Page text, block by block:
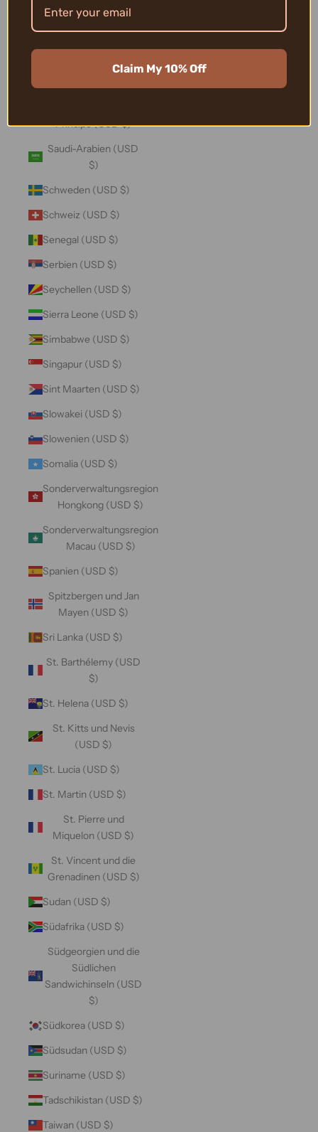
Salomonen (USD $)
Sambia (USD $)
Príncipe (USD $)
Saudi-Arabien (USD
$)
Schweden (USD $)
Schweiz (USD $)
Senegal (USD $)
Serbien (USD $)
Seychellen (USD $)
Sierra Leone (USD $)
Simbabwe (USD $)
Singapur (USD $)
Sint Maarten (USD $)
Slowakei (USD $)
Slowenien (USD $)
Somalia (USD $)
Sonderverwaltungsregion
Hongkong (USD $)
Sonderverwaltungsregion
Macau (USD $)
Spanien (USD $)
Spitzbergen und Jan
Mayen (USD $)
Sri Lanka (USD $)
St. Barthélemy (USD
$)
St. Helena (USD $)
St. Kitts und Nevis
(USD $)
St. Lucia (USD $)
St. Martin (USD $)
St. Pierre und
Miquelon (USD $)
St. Vincent und die
Grenadinen (USD $)
Sudan (USD $)
Südafrika (USD $)
Südgeorgien und die
Südlichen
Sandwichinseln (USD
$)
Südkorea (USD $)
Südsudan (USD $)
Suriname (USD $)
Tadschikistan (USD $)
Taiwan (USD $)
Claim My 10% Off